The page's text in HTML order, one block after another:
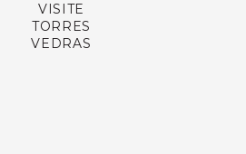
VISITE
TORRES
VEDRAS